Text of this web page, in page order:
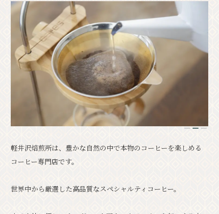
TOP
軽井沢を知る
⾃然
リゾート
クラシック
体験・アート
ショップ
モデルコース
イベント情報
フォトギャラリー
その他の協会員
会議室利⽤希望お申し込み
軽井沢焙煎所は、豊かな自然の中で本物のコーヒーを楽しめる
コーヒー専門店です。
世界中から厳選した高品質なスペシャルティコーヒー。